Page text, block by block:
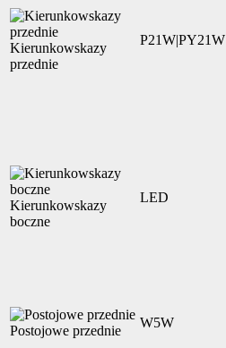
Kierunkowskazy
przednie
P21W|PY21W
Kierunkowskazy
boczne
LED
Postojowe przednie
W5W